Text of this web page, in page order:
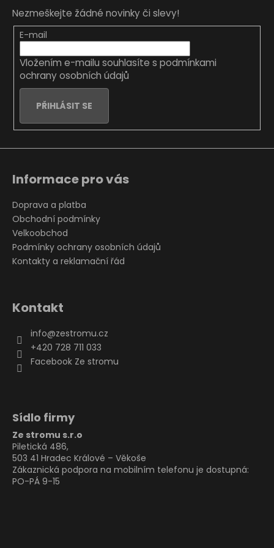
Nezmeškejte žádné novinky či slevy!
E-mail
Vložením e-mailu souhlasíte s podmínkami
ochrany osobních údajů
PŘIHLÁSIT SE
Informace pro vás
Doprava a platba
Obchodní podmínky
Velkoobchod
Podmínky ochrany osobních údajů
Kontakty a reklamační řád
Kontakt
info@zestromu.cz
+420 728 711 033
Facebook Ze stromu
Sídlo firmy
Ze stromu s.r.o
Piletická 486,
503 41 Hradec Králové – Věkoše
Zákaznická podpora na mobilním telefonu je dostupná:
PO-PÁ 9-15